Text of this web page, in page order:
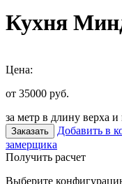
Кухня
Цена:
от 35000 руб.
за метр в длину верха и
Заказать Добавить в
замерщика
Получить расчет
Выберите